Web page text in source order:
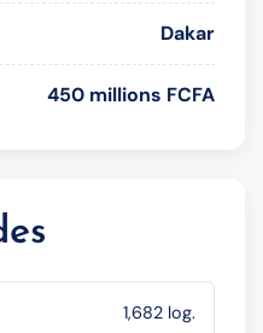
Dakar
450 millions FCFA
1,682 log.